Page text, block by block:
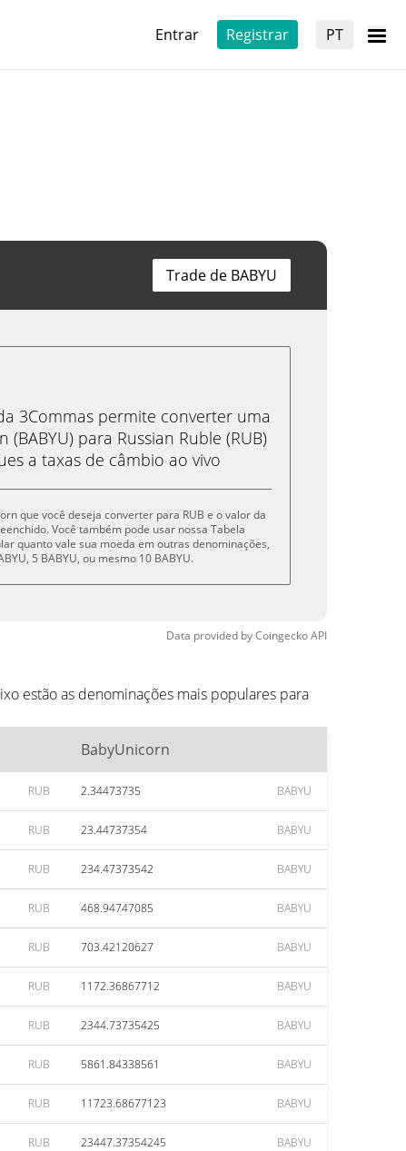
Entrar Registrar PT
Trade de BABYU
3Commas permite converter uma
para Russian Ruble (RUB)
a taxas de câmbio ao vivo
que você deseja converter para RUB e o valor da
Você também pode usar nossa Tabela
quanto vale sua moeda em outras denominações,
5 BABYU, ou mesmo 10 BABYU.
Data provided byCoingeckoAPI
estão as denominações mais populares para
BabyUnicorn
RUB 2.34473735 BABYU
RUB 23.44737354 BABYU
RUB 234.47373542 BABYU
RUB 468.94747085 BABYU
RUB 703.42120627 BABYU
RUB 1172.36867712 BABYU
RUB 2344.73735425 BABYU
RUB 5861.84338561 BABYU
RUB 11723.68677123 BABYU
RUB 23447.37354245 BABYU